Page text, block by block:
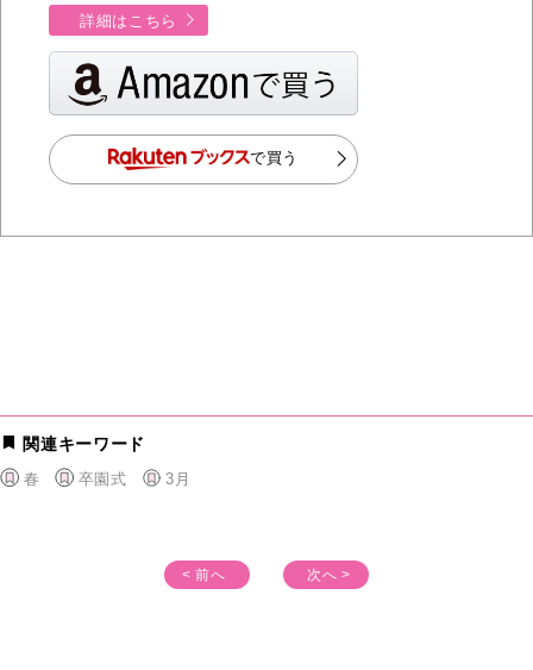
詳細はこちら
で買う
関連キーワード
春 卒園式 3月
< 前へ 次へ >